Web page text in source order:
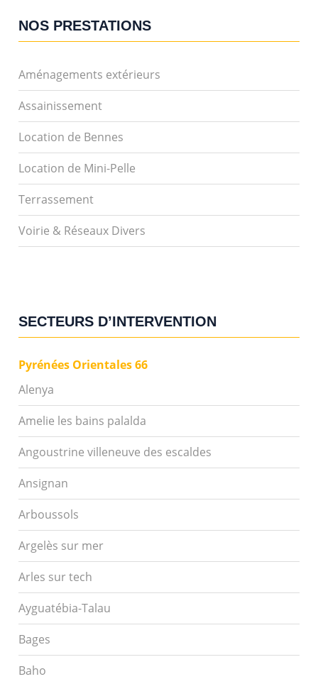
NOS PRESTATIONS
Aménagements extérieurs
Assainissement
Location de Bennes
Location de Mini-Pelle
Terrassement
Voirie & Réseaux Divers
SECTEURS D’INTERVENTION
Pyrénées Orientales 66
Alenya
Amelie les bains palalda
Angoustrine villeneuve des escaldes
Ansignan
Arboussols
Argelès sur mer
Arles sur tech
Ayguatébia-Talau
Bages
Baho